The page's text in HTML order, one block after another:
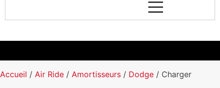
Accueil / Air Ride / Amortisseurs / Dodge / Charger